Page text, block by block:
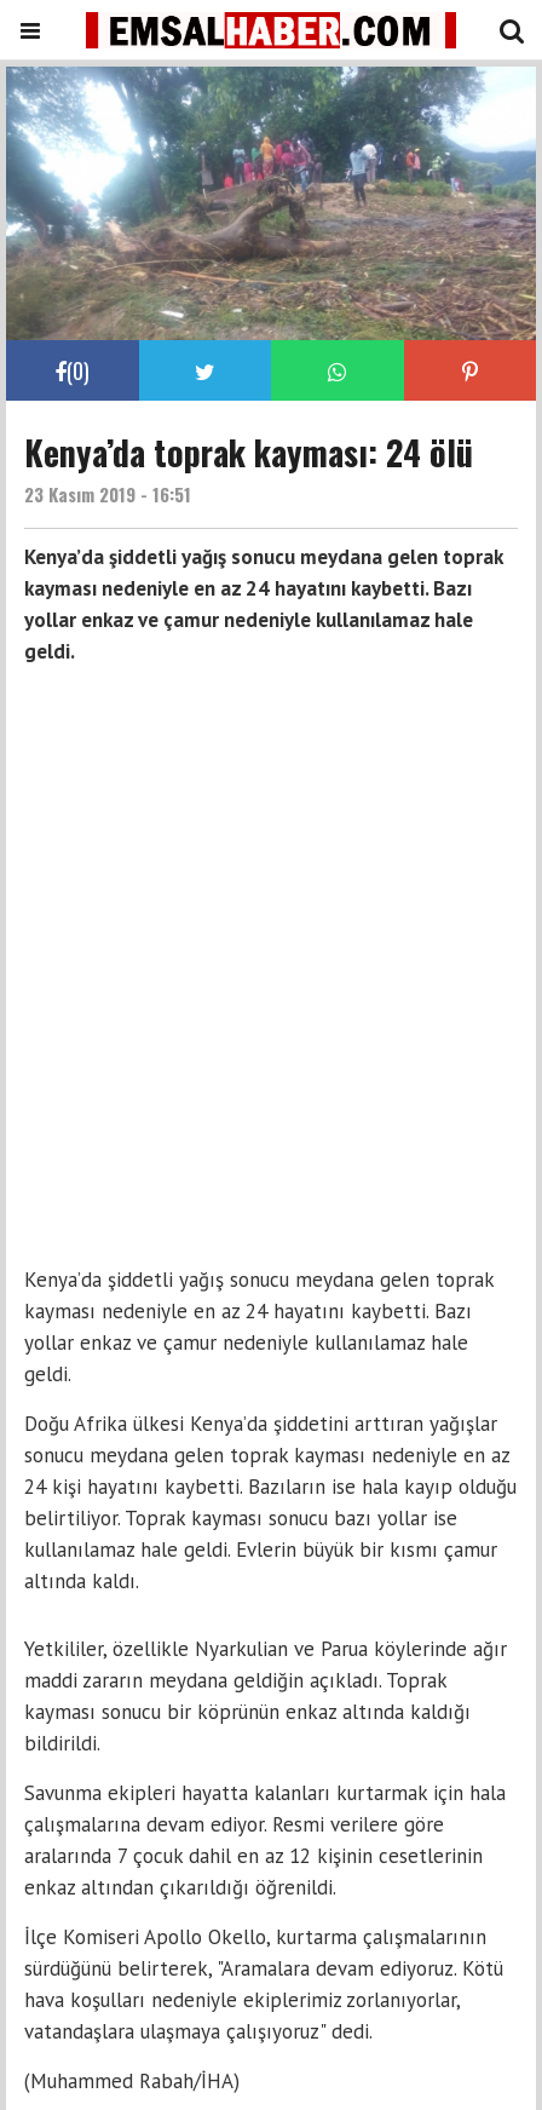
(0)
Kenya’da toprak kayması: 24 ölü
23 Kasım 2019 - 16:51
Kenya’da şiddetli yağış sonucu meydana gelen toprak
kayması nedeniyle en az 24 hayatını kaybetti. Bazı
yollar enkaz ve çamur nedeniyle kullanılamaz hale
geldi.
Kenya’da şiddetli yağış sonucu meydana gelen toprak
kayması nedeniyle en az 24 hayatını kaybetti. Bazı
yollar enkaz ve çamur nedeniyle kullanılamaz hale
geldi.
Doğu Afrika ülkesi Kenya’da şiddetini arttıran yağışlar
sonucu meydana gelen toprak kayması nedeniyle en az
24 kişi hayatını kaybetti. Bazıların ise hala kayıp olduğu
belirtiliyor. Toprak kayması sonucu bazı yollar ise
kullanılamaz hale geldi. Evlerin büyük bir kısmı çamur
altında kaldı.
Yetkililer, özellikle Nyarkulian ve Parua köylerinde ağır
maddi zararın meydana geldiğin açıkladı. Toprak
kayması sonucu bir köprünün enkaz altında kaldığı
bildirildi.
Savunma ekipleri hayatta kalanları kurtarmak için hala
çalışmalarına devam ediyor. Resmi verilere göre
aralarında 7 çocuk dahil en az 12 kişinin cesetlerinin
enkaz altından çıkarıldığı öğrenildi.
İlçe Komiseri Apollo Okello, kurtarma çalışmalarının
sürdüğünü belirterek, "Aramalara devam ediyoruz. Kötü
hava koşulları nedeniyle ekiplerimiz zorlanıyorlar,
vatandaşlara ulaşmaya çalışıyoruz" dedi.
(Muhammed Rabah/İHA)